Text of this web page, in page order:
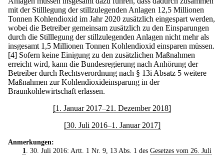
mit der Stilllegung der stillzulegenden Anlagen 12,5 Millionen
Tonnen Kohlendioxid im Jahr 2020 zusätzlich eingespart werden,
wobei die Betreiber gemeinsam zusätzlich zu den Einsparungen
durch die Stilllegung der stillzulegenden Anlagen nicht mehr als
insgesamt 1,5 Millionen Tonnen Kohlendioxid einsparen müssen.
[4] Sofern keine Einigung zu den zusätzlichen Maßnahmen
erreicht wird, kann die Bundesregierung nach Anhörung der
Betreiber durch Rechtsverordnung nach § 13i Absatz 5 weitere
Maßnahmen zur Kohlendioxideinsparung in der
Braunkohlewirtschaft erlassen.
[1. Januar 2017–21. Dezember 2018]
[30. Juli 2016–1. Januar 2017]
Anmerkungen:
1
. 30. Juli 2016: Artt. 1 Nr. 9, 13 Abs. 1 des Gesetzes vom 26. Juli